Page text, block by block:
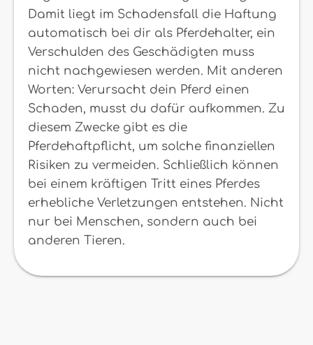
Damit liegt im Schadensfall die Haftung
automatisch bei dir als Pferdehalter, ein
Verschulden des Geschädigten muss
nicht nachgewiesen werden. Mit anderen
Worten: Verursacht dein Pferd einen
Schaden, musst du dafür aufkommen. Zu
diesem Zwecke gibt es die
Pferdehaftpflicht, um solche finanziellen
Risiken zu vermeiden. Schließlich können
bei einem kräftigen Tritt eines Pferdes
erhebliche Verletzungen entstehen. Nicht
nur bei Menschen, sondern auch bei
anderen Tieren.